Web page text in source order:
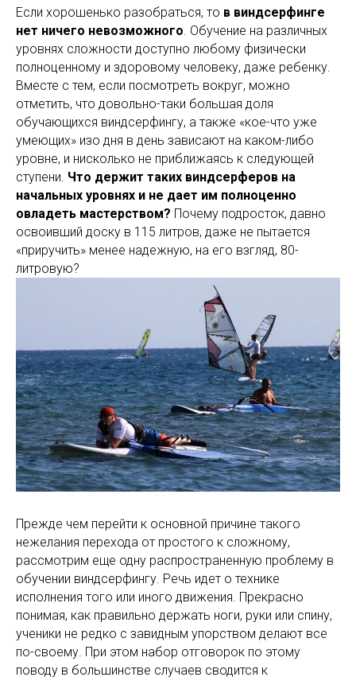
Если хорошенько разобраться, то в виндсерфинге
нет ничего невозможного. Обучение на различных
уровнях сложности доступно любому физически
полноценному и здоровому человеку, даже ребенку.
Вместе с тем, если посмотреть вокруг, можно
отметить, что довольно-таки большая доля
обучающихся виндсерфингу, а также «кое-что уже
умеющих» изо дня в день зависают на каком-либо
уровне, и нисколько не приближаясь к следующей
ступени. Что держит таких виндсерферов на
начальных уровнях и не дает им полноценно
овладеть мастерством? Почему подросток, давно
освоивший доску в 115 литров, даже не пытается
«приручить» менее надежную, на его взгляд, 80-
литровую?
Прежде чем перейти к основной причине такого
нежелания перехода от простого к сложному,
рассмотрим еще одну распространенную проблему в
обучении виндсерфингу. Речь идет о технике
исполнения того или иного движения. Прекрасно
понимая, как правильно держать ноги, руки или спину,
ученики не редко с завидным упорством делают все
по-своему. При этом набор отговорок по этому
поводу в большинстве случаев сводится к